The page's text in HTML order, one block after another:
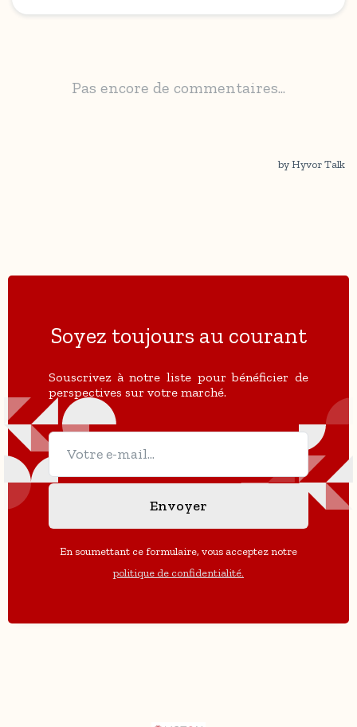
Soyez toujours au courant
Souscrivez à notre liste pour bénéficier de
perspectives sur votre marché.
En soumettant ce formulaire, vous acceptez notre
politique de confidentialité.